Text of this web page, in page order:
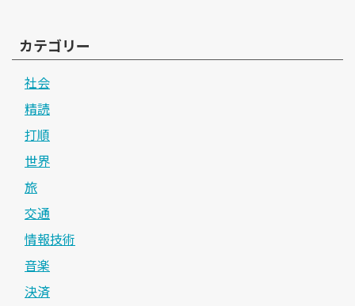
カテゴリー
社会
精読
打順
世界
旅
交通
情報技術
音楽
決済